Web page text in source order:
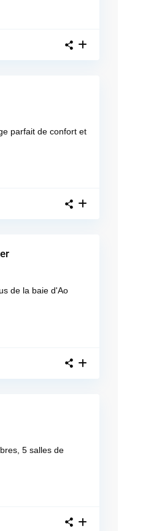
parfait de confort et
de la baie d'Ao
5 salles de